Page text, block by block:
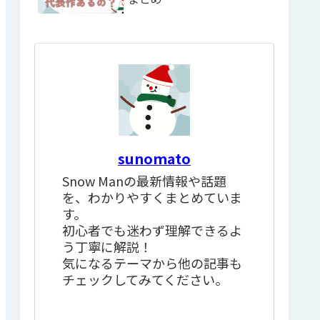
sunomato
Snow Manの最新情報や話題
を、わかりやすくまとめていま
す。
初心者でも迷わず理解できるよ
う丁寧に解説！
気になるテーマから他の記事も
チェックしてみてください。